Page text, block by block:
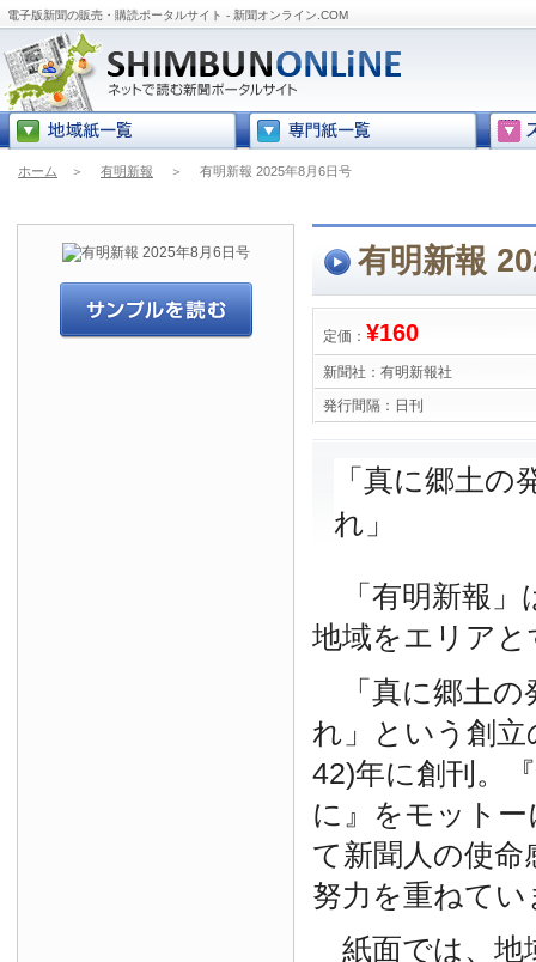
電子版新聞の販売・購読ポータルサイト - 新聞オンライン.COM
ホーム ＞ 有明新報 ＞ 有明新報 2025年8月6日号
有明新報
定価： ¥160
新聞社： 有明新報社
発行間隔： 日刊
「真に郷土の
れ」
「有明新報」
地域をエリア
「真に郷土の
れ」という創
42)年に創刊。
に』をモット
て新聞人の使命
努力を重ねてい
紙面では、地